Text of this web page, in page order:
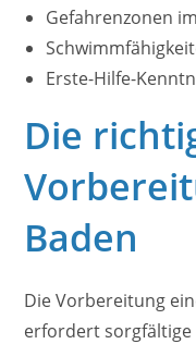
Gefahrenzonen
Erste-Hilfe-
Die
Baden
Die Vorbereitung
erfordert sorgfältige